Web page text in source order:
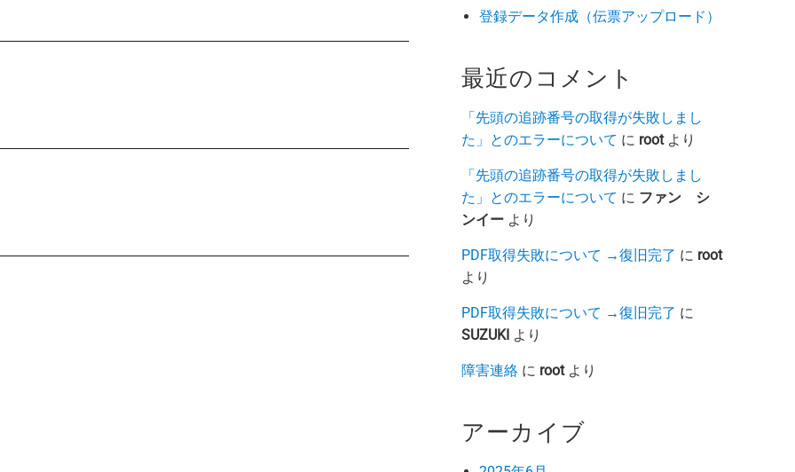
登録データ作成（伝票アップロード）
最近のコメント
「先頭の追跡番号の取得が失敗しまし
た」とのエラーについて に rootより
「先頭の追跡番号の取得が失敗しまし
た」とのエラーについて に ファン シ
ンイーより
PDF取得失敗について →復旧完了 に root
より
PDF取得失敗について →復旧完了 に
SUZUKIより
障害連絡に rootより
アーカイブ